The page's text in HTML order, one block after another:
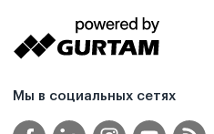
Мы в социальных сетях